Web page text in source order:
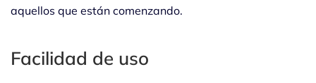
aquellos que están comenzando.
Facilidad de uso